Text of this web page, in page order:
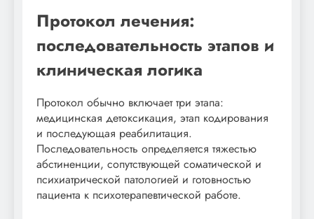
Протокол лечения:
последовательность этапов и
клиническая логика
Протокол обычно включает три этапа:
медицинская детоксикация, этап кодирования
и последующая реабилитация.
Последовательность определяется тяжестью
абстиненции, сопутствующей соматической и
психиатрической патологией и готовностью
пациента к психотерапевтической работе.